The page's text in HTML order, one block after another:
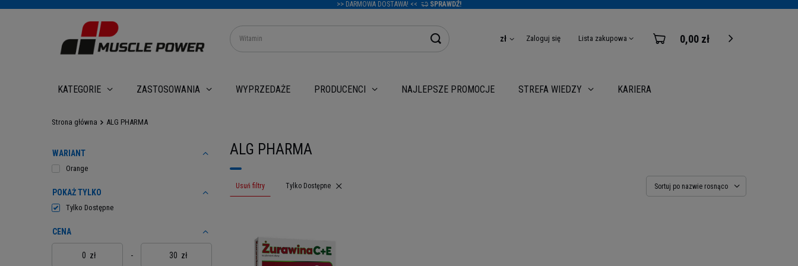
>> DARMOWA DOSTAWA! << SPRAWDŹ!
zł Zaloguj się Lista zakupowa 0,00 zł
KATEGORIE ZASTOSOWANIA WYPRZEDAŻE PRODUCENCI NAJLEPSZE PROMOCJE STREFA WIEDZY KARIERA
Strona główna ALG PHARMA
WARIANT
Orange
POKAŻ TYLKO
Tylko Dostępne
CENA
zł - zł
ALG PHARMA
Usuń filtry Usuń filtr
Tylko Dostępne Sortuj po nazwie rosnąco